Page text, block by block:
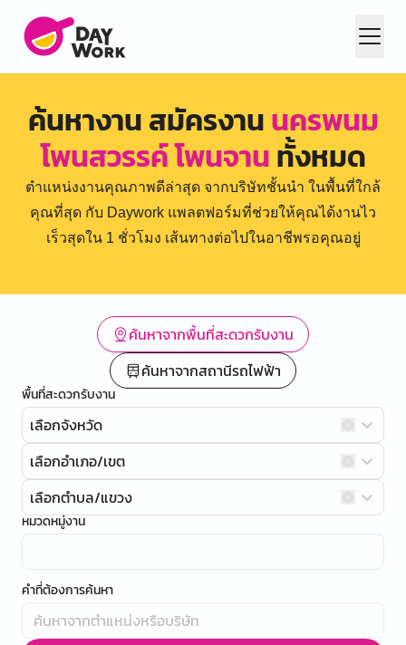
ค้นหางาน สมัครงานนครพนม
โพนสวรรค์ โพนจานทั้งหมด
ตำแหน่งงานคุณภาพดีล่าสุด จากบริษัทชั้นนำ ในพื้นที่ใกล้
คุณที่สุด กับ Daywork แพลตฟอร์มที่ช่วยให้คุณได้งานไว
เร็วสุดใน 1 ชั่วโมง เส้นทางต่อไปในอาชีพรอคุณอยู่
ค้นหาจากพื้นที่สะดวกรับงาน
ค้นหาจากสถานีรถไฟฟ้า
พื้นที่สะดวกรับงาน
เลือกจังหวัด
เลือกอำเภอ/เขต
เลือกตำบล/แขวง
หมวดหมู่งาน
คำที่ต้องการค้นหา